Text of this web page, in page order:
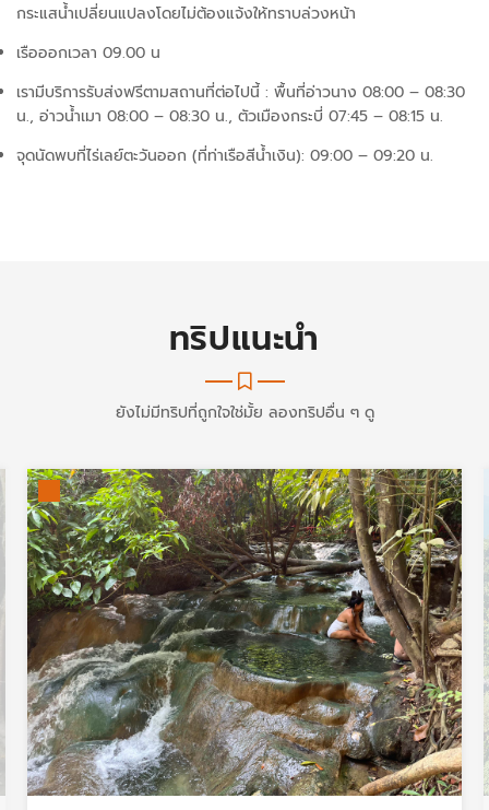
กระแสน้ำเปลี่ยนแปลงโดยไม่ต้องแจ้งให้ทราบล่วงหน้า
เรือออกเวลา 09.00 น
เรามีบริการรับส่งฟรีตามสถานที่ต่อไปนี้ : พื้นที่อ่าวนาง 08:00 – 08:30
น., อ่าวน้ำเมา 08:00 – 08:30 น., ตัวเมืองกระบี่ 07:45 – 08:15 น.
จุดนัดพบที่ไร่เลย์ตะวันออก (ที่ท่าเรือสีน้ำเงิน): 09:00 – 09:20 น.
ทริปแนะนำ
ยังไม่มีทริปที่ถูกใจใช่มั้ย ลองทริปอื่น ๆ ดู